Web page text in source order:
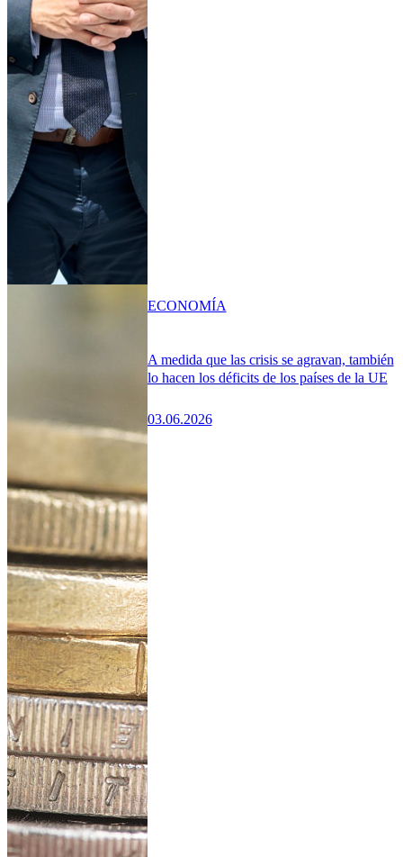
A medida que las crisis se agravan, también
lo hacen los déficits de los países de la UE
03.06.2026
ECONOMÍA